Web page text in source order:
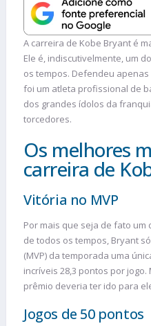
A carreira de Kobe Bryant é
Ele é, indiscutivelmente, um
os tempos. Defendeu
foi um atleta profissional de
dos grandes ídolos da
torcedores.
Os melhores
carreira de
Vitória no MVP
Por mais que seja de fato
de todos os tempos, Bryant
(MVP) da temporada uma
incríveis 28,3 pontos por
prêmio deveria ter ido para
Jogos de 50 pontos